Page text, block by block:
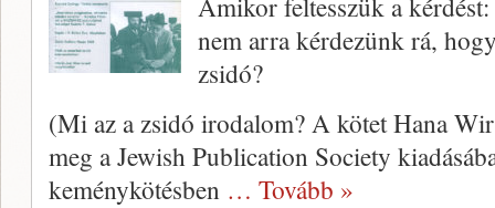
nem arra kérdezünk rá,
zsidó?
(Mi az a zsidó irodalom? A kötet Hana
meg a Jewish Publication Society
kemény­kötésben … Tovább »